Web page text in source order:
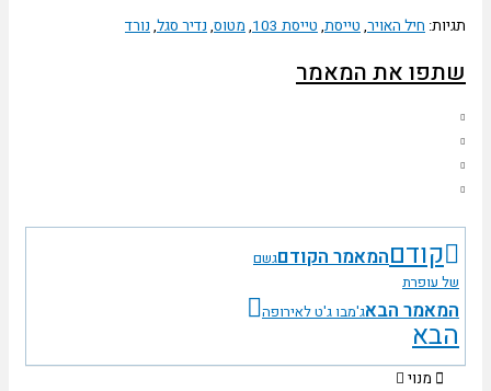
חיל האויר,טייסת,טייסת 103 ,מטוס,נדיר סגל,נורד
את המאמר
קודםהמאמר הקודםגשם
עופרת
הבאג'מבו ג'ט לאירופה